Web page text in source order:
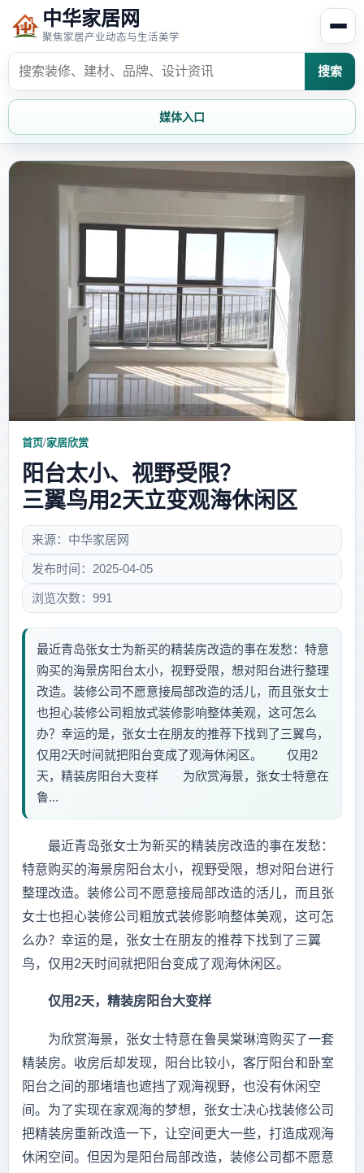
中华家居网
聚焦家居产业动态与生活美学
搜索
媒体入口
家居资讯
家居欣赏
装修设计
家具知识 家居文化
创意家居
首页/家居欣赏
阳台太小、视野受限？
三翼鸟用2天立变观海休闲区
来源：中华家居网
发布时间：2025-04-05
浏览次数：991
最近青岛张女士为新买的精装房改造的事在发愁：特意
购买的海景房阳台太小，视野受限，想对阳台进行整理
改造。装修公司不愿意接局部改造的活儿，而且张女士
也担心装修公司粗放式装修影响整体美观，这可怎么
办？幸运的是，张女士在朋友的推荐下找到了三翼鸟，
仅用2天时间就把阳台变成了观海休闲区。 仅用2
天，精装房阳台大变样 为欣赏海景，张女士特意在
鲁...
最近青岛张女士为新买的精装房改造的事在发愁：
特意购买的海景房阳台太小，视野受限，想对阳台进行
整理改造。装修公司不愿意接局部改造的活儿，而且张
女士也担心装修公司粗放式装修影响整体美观，这可怎
么办？幸运的是，张女士在朋友的推荐下找到了三翼
鸟，仅用2天时间就把阳台变成了观海休闲区。
仅用2天，精装房阳台大变样
为欣赏海景，张女士特意在鲁昊棠琳湾购买了一套
精装房。收房后却发现，阳台比较小，客厅阳台和卧室
阳台之间的那堵墙也遮挡了观海视野，也没有休闲空
间。为了实现在家观海的梦想，张女士决心找装修公司
把精装房重新改造一下，让空间更大一些，打造成观海
休闲空间。但因为是阳台局部改造，装修公司都不愿意